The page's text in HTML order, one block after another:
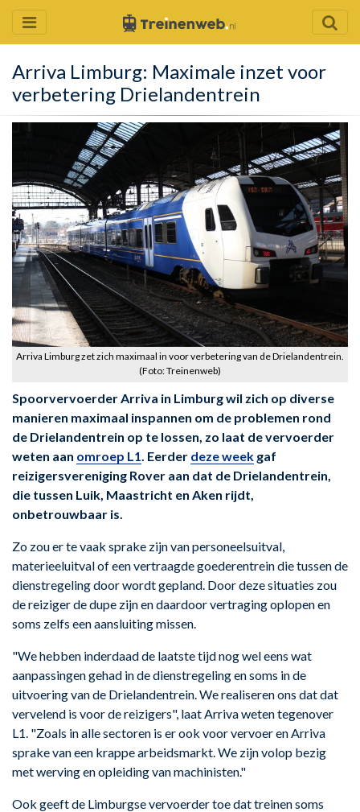
Arriva Limburg: Maximale inzet voor
verbetering Drielandentrein
Arriva Limburg zet zich maximaal in voor verbetering van de Drielandentrein.
(Foto: Treinenweb)
Spoorvervoerder Arriva in Limburg wil zich op diverse
manieren maximaal inspannen om de problemen rond
de Drielandentrein op te lossen, zo laat de vervoerder
weten aan omroep L1 . Eerder deze week gaf
reizigersvereniging Rover aan dat de Drielandentrein,
die tussen Luik, Maastricht en Aken rijdt,
onbetrouwbaar is.
Zo zou er te vaak sprake zijn van personeelsuitval,
materieeluitval of een vertraagde goederentrein die tussen de
dienstregeling door wordt gepland. Door deze situaties zou
de reiziger de dupe zijn en daardoor vertraging oplopen en
soms zelfs een aansluiting missen.
"We hebben inderdaad de laatste tijd nog wel eens wat
aanpassingen gehad in de dienstregeling en soms in de
uitvoering van de Drielandentrein. We realiseren ons dat dat
vervelend is voor de reizigers", laat Arriva weten tegenover
L1. "Zoals in alle sectoren is er ook voor vervoer en Arriva
sprake van een krappe arbeidsmarkt. We zijn volop bezig
met werving en opleiding van machinisten."
Ook geeft de Limburgse vervoerder toe dat treinen soms